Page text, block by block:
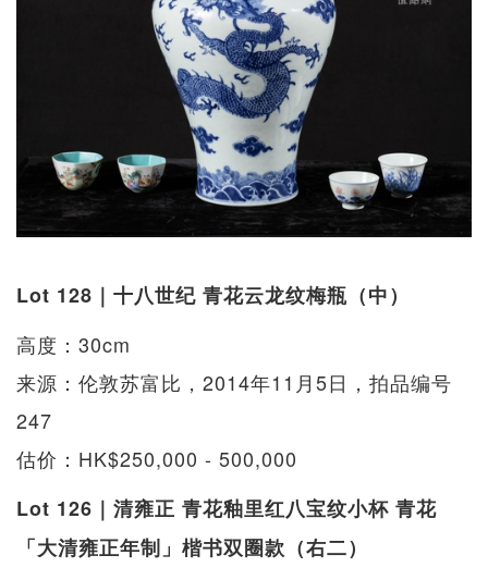
Lot 128｜十八世纪 青花云龙纹梅瓶（中）
高度：30cm
来源：伦敦苏富比，2014年11月5日，拍品编号
247
估价：HK$250,000 - 500,000
Lot 126｜清雍正 青花釉里红八宝纹小杯 青花
「大清雍正年制」楷书双圈款（右二）